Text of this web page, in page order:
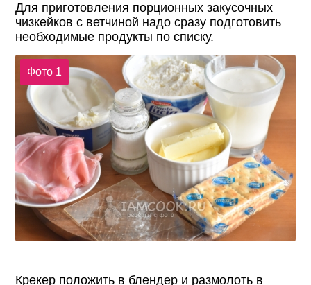
Для приготовления порционных закусочных
чизкейков с ветчиной надо сразу подготовить
необходимые продукты по списку.
Фото 1
Крекер положить в блендер и размолоть в